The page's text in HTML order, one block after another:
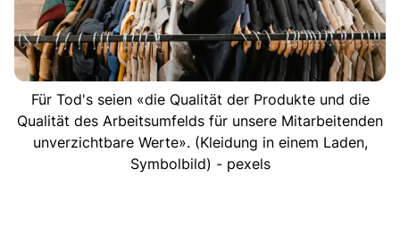
Für Tod's seien «die Qualität der Produkte und die
Qualität des Arbeitsumfelds für unsere Mitarbeitenden
unverzichtbare Werte». (Kleidung in einem Laden,
Symbolbild) - pexels